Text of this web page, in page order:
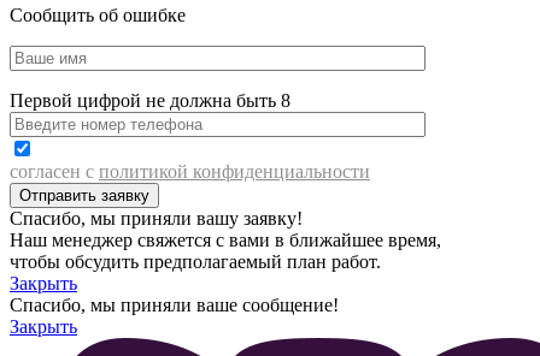
Сообщить об ошибке
Первой цифрой не должна быть 8
согласен с политикой конфиденциальности
Спасибо, мы приняли вашу заявку!
Наш менеджер свяжется с вами в ближайшее время,
чтобы обсудить предполагаемый план работ.
Закрыть
Спасибо, мы приняли ваше сообщение!
Закрыть